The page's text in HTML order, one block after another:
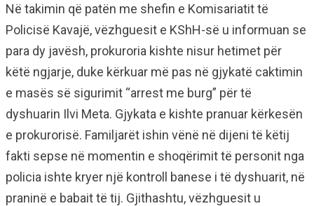
Në takimin që patën me shefin e Komisariatit të
Policisë Kavajë, vëzhguesit e KShH-së u informuan se
para dy javësh, prokuroria kishte nisur hetimet për
këtë ngjarje, duke kërkuar më pas në gjykatë caktimin
e masës së sigurimit “arrest me burg” për të
dyshuarin Ilvi Meta. Gjykata e kishte pranuar kërkesën
e prokurorisë. Familjarët ishin vënë në dijeni të këtij
fakti sepse në momentin e shoqërimit të personit nga
policia ishte kryer një kontroll banese i të dyshuarit, në
praninë e babait të tij. Gjithashtu, vëzhguesit u